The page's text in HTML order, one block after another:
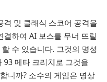
격 및 클래식 스코어 공격을
하여 AI 보스를 무너 뜨릴
수 있습니다. 그것의 명성
93 메타 크리치로 그것을
니까? 소수의 게임은 명상